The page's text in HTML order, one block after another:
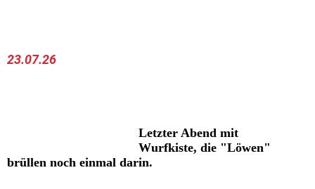
23.07.26
Letzter Abend mit
Wurfkiste, die "Löwen"
brüllen noch einmal darin.